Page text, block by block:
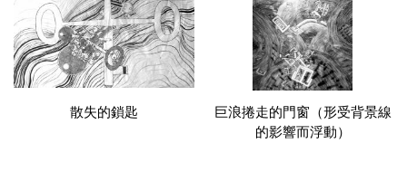
散失的鎖匙
巨浪捲走的門窗（形受背景線
的影響而浮動）